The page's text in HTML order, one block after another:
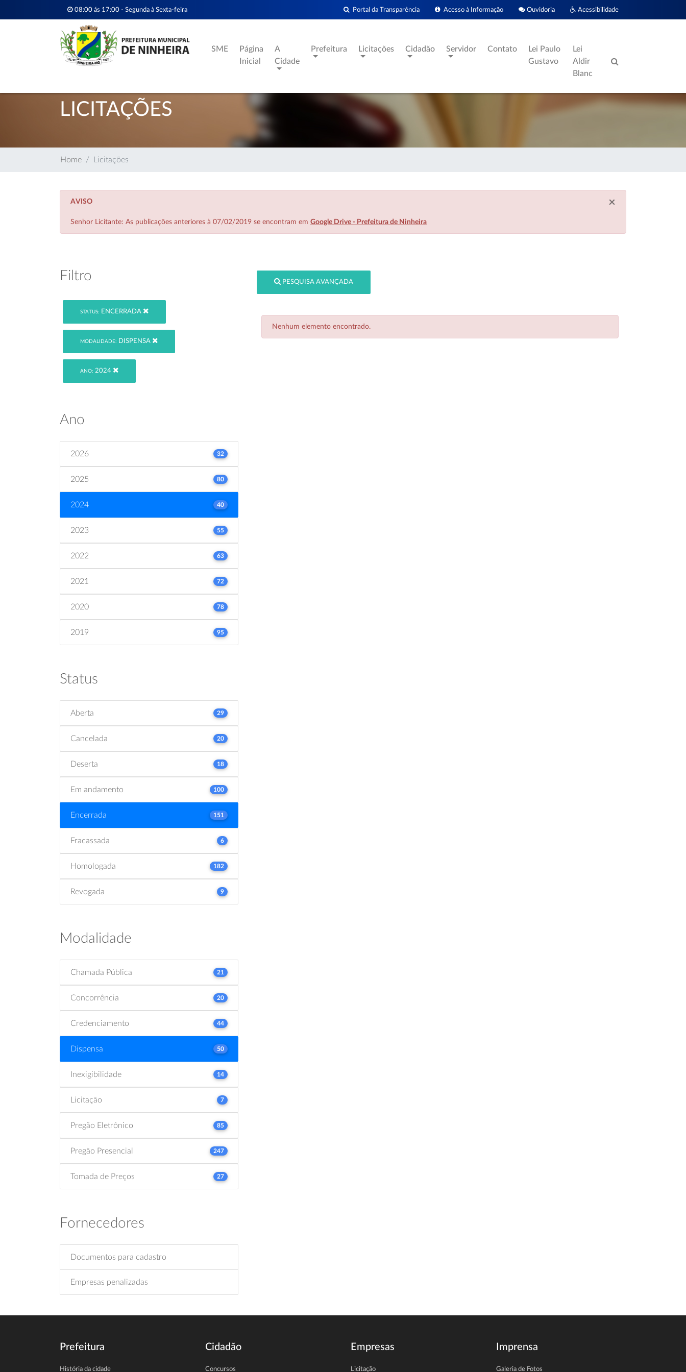
08:00 ás 17:00 - Segunda à Sexta-feira Acessibilidade
Ouvidoria
Acesso à Informação
Portal da Transparência
SME
Página
Inicial
A
Cidade
Prefeitura Licitações Cidadão Servidor Contato
Lei Paulo
Gustavo
Lei
Aldir
Blanc
LICITAÇÕES
Home Licitações
×
AVISO
Senhor Licitante: As publicações anteriores à 07/02/2019 se encontram em Google Drive - Prefeitura de Ninheira
Filtro
STATUS: ENCERRADA
MODALIDADE: DISPENSA
ANO: 2024
Ano
2026 32
2025 80
2024 40
2023 55
2022 63
2021 72
2020 78
2019 95
Status
Aberta 29
Cancelada 20
Deserta 18
Em andamento 100
Encerrada 151
Fracassada 6
Homologada 182
Revogada 9
Modalidade
Chamada Pública 21
Concorrência 20
Credenciamento 44
Dispensa 50
Inexigibilidade 14
Licitação 7
Pregão Eletrônico 85
Pregão Presencial 247
Tomada de Preços 27
Fornecedores
Documentos para cadastro
Empresas penalizadas
PESQUISA AVANÇADA
Nenhum elemento encontrado.
Prefeitura
História da cidade
Cidadão
Concursos
Empresas
Licitação
Imprensa
Galeria de Fotos